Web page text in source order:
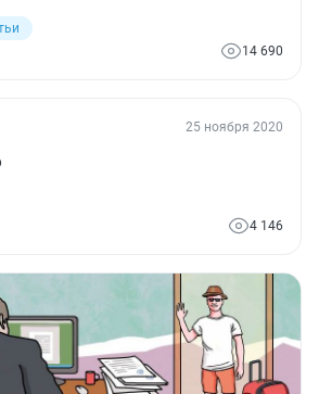
а в некоторых случаях отраслевыми
14 690
25 ноября 2020
4 146